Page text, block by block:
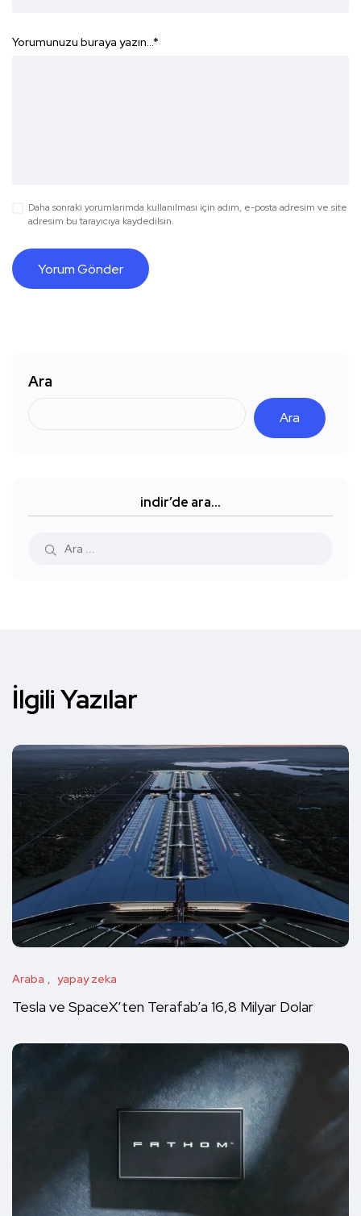
Yorumunuzu buraya yazın...*
Daha sonraki yorumlarımda kullanılması için adım, e-posta adresim ve site
adresim bu tarayıcıya kaydedilsin.
Ara
Ara
indir’de ara…
İlgili Yazılar
Araba yapay zeka
Tesla ve SpaceX’ten Terafab’a 16,8 Milyar Dolar